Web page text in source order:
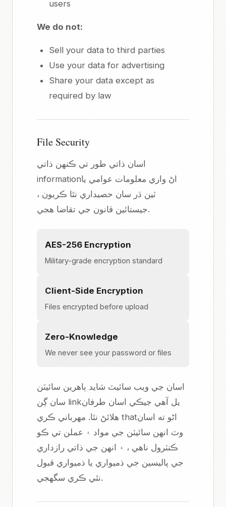
users
We do not:
Sell your data to third parties
Use your data for advertising
Share your data except as
required by law
File Security
اسان ذاتي طور تي ڪنهن ذاتي
informationاڻ واري معلومات عوامي يا
ٽين ڌر سان حصيداري نٿا ڪريون ،
جيستائين قانون جي تقاضا هجي.
AES-256 Encryption
Military-grade encryption standard
Client-Side Encryption
Files encrypted before upload
Zero-Knowledge
We never see your password or files
اسان جي ويب سائيٽ شايد ٻاهرين سائيٽن
سان ڳن linkيل آهي جيڪي اسان طرفان
هلائڻ نٿا. مهرباني ڪري thatاڻو ته اسان
وٽ انهن سائيٽن جي مواد ۽ عملن تي ڪو
ڪنٽرول ناهي ، ۽ انهن جي ذاتي رازداري
جي پاليسين جي ذميواري يا ذميواري قبول
نٿي ڪري سگهجي.